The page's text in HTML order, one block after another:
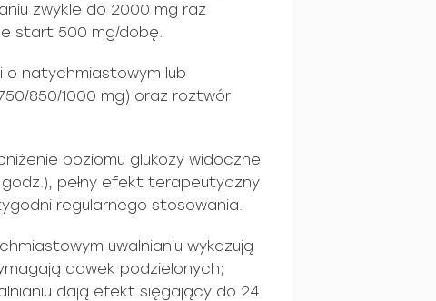
zwykle do 2000 mg raz
start 500 mg/dobę.
natychmiastowym lub
850/1000 mg) oraz roztwór
poziomu glukozy widoczne
godz.), pełny efekt terapeutyczny
regularnego stosowania.
uwalnianiu wykazują
dawek podzielonych;
dają efekt sięgający do 24